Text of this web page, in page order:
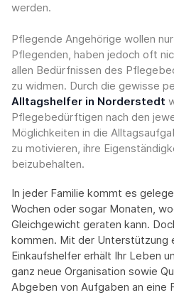
werden.
Pflegende Angehörige wollen
Pflegenden, haben jedoch oft
allen Bedürfnissen des
zu widmen. Durch die gewisse
Alltagshelfer in Norderstedt
Pflegebedürftigen nach den
Möglichkeiten in die
zu motivieren, ihre
beizubehalten.
In jeder Familie kommt es
Wochen oder sogar Monaten,
Gleichgewicht geraten kann.
kommen. Mit der Unterstützung
Einkaufshelfer erhält Ihr Leben
ganz neue Organisation sowie
Abgeben von Aufgaben an eine